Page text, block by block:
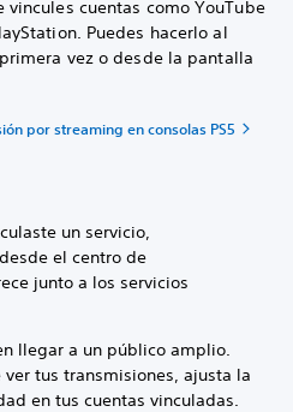
cuentas como YouTube
Puedes hacerlo al
vez o desde la pantalla
por streaming en consolas PS5
un servicio,
desde el centro de
junto a los servicios
llegar a un público amplio.
tus transmisiones, ajusta la
en tus cuentas vinculadas.